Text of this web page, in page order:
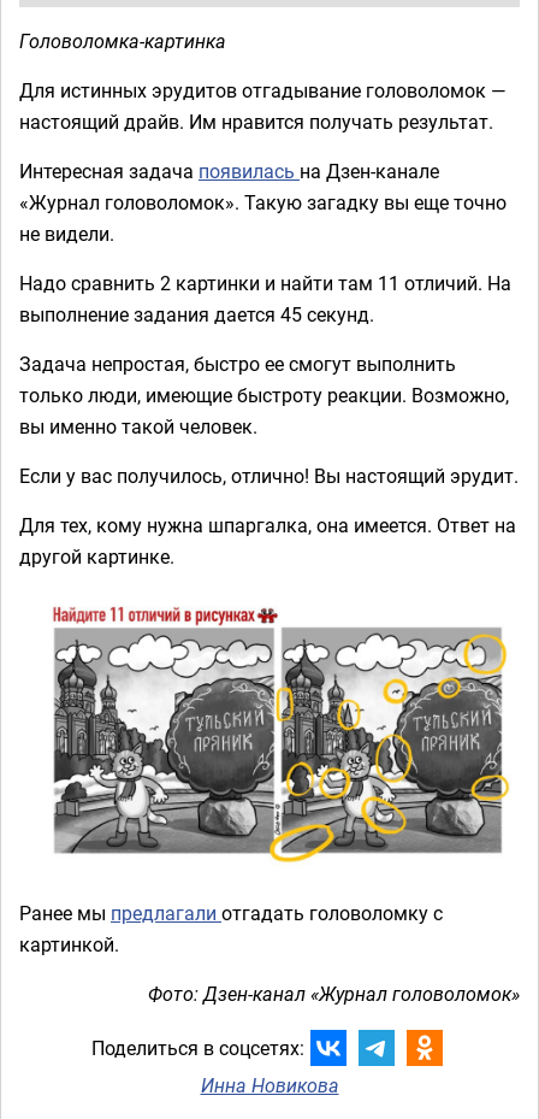
Головоломка-картинка
Для истинных эрудитов отгадывание головоломок —
настоящий драйв. Им нравится получать результат.
Интересная задача появилась на Дзен-канале
«Журнал головоломок». Такую загадку вы еще точно
не видели.
Надо сравнить 2 картинки и найти там 11 отличий. На
выполнение задания дается 45 секунд.
Задача непростая, быстро ее смогут выполнить
только люди, имеющие быстроту реакции. Возможно,
вы именно такой человек.
Если у вас получилось, отлично! Вы настоящий эрудит.
Для тех, кому нужна шпаргалка, она имеется. Ответ на
другой картинке.
Ранее мы предлагали отгадать головоломку с
картинкой.
Фото: Дзен-канал «Журнал головоломок»
Поделиться в соцсетях:
Инна Новикова